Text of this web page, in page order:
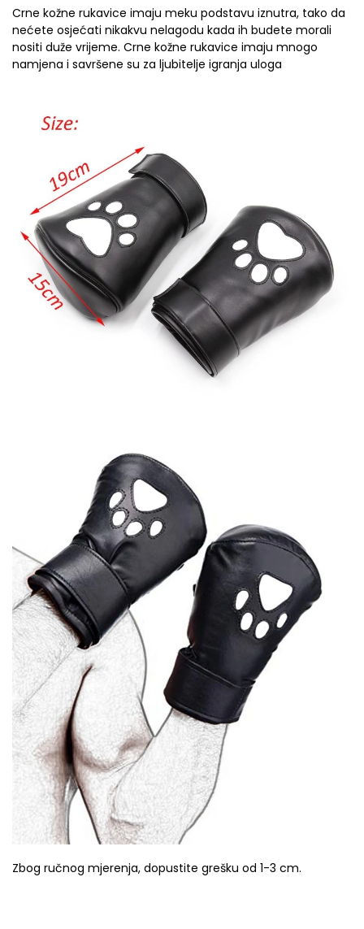
Crne kožne rukavice imaju meku podstavu iznutra, tako da
nećete osjećati nikakvu nelagodu kada ih budete morali
nositi duže vrijeme. Crne kožne rukavice imaju mnogo
namjena i savršene su za ljubitelje igranja uloga
Zbog ručnog mjerenja, dopustite grešku od 1-3 cm.